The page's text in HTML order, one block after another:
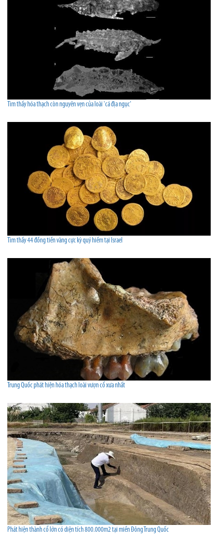
Tìm thấy hóa thạch còn nguyên vẹn của loài 'cá địa ngục'
Tìm thấy 44 đồng tiền vàng cực kỳ quý hiếm tại Israel
Trung Quốc phát hiện hóa thạch loài vượn cổ xưa nhất
Phát hiện thành cổ lớn có diện tích 800.000m2 tại miền Đông Trung Quốc